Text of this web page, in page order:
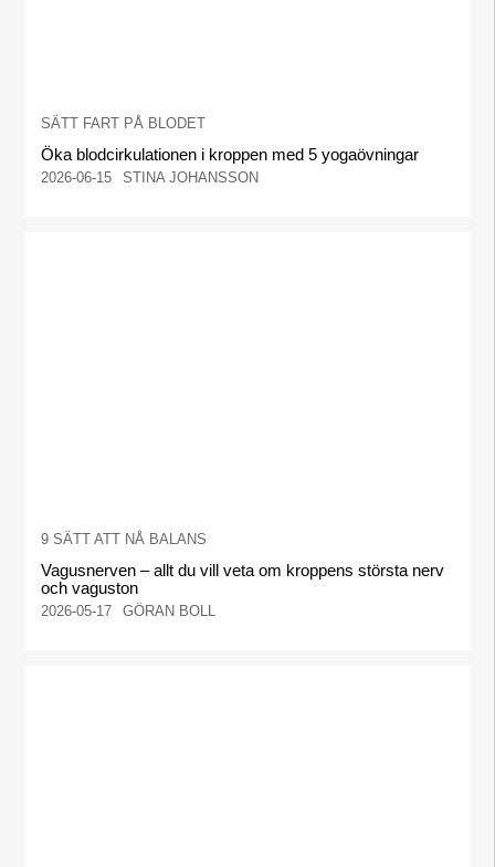
SÄTT FART PÅ BLODET
Öka blodcirkulationen i kroppen med 5 yogaövningar
2026-06-15 STINA JOHANSSON
9 SÄTT ATT NÅ BALANS
Vagusnerven – allt du vill veta om kroppens största nerv
och vaguston
2026-05-17 GÖRAN BOLL